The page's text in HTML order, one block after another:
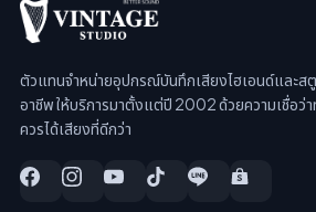
ตัวแทนจำหน่ายอุปกรณ์บันทึกเสียงไฮเอนด์และส
อาชีพ ให้บริการมาตั้งแต่ปี 2002 ด้วยความเชื่อว่
ควรได้เสียงที่ดีกว่า